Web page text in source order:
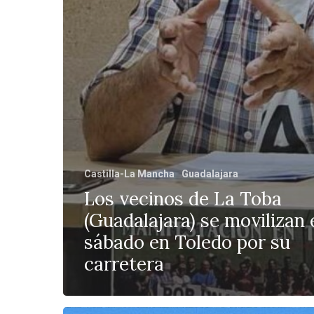
Castilla-La Mancha Guadalajara
Los vecinos de La Toba
(Guadalajara) se movilizan
sábado en Toledo por su
carretera